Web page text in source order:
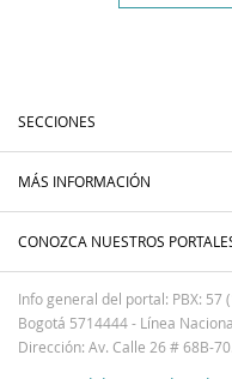
SECCIONES
MÁS INFORMACIÓN
CONOZCA NUESTROS
Info general del portal: PBX: 57
Bogotá 5714444 - Línea
Dirección: Av. Calle 26 # 68B-70.